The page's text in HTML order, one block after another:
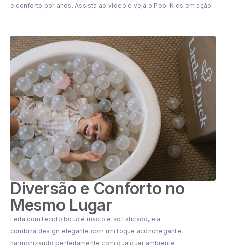
e conforto por anos. Assista ao vídeo e veja o Pool Kids em ação!
Diversão e Conforto no
Mesmo Lugar
Feita com tecido bouclé macio e sofisticado, ela
combina design elegante com um toque aconchegante,
harmonizando perfeitamente com qualquer ambiente